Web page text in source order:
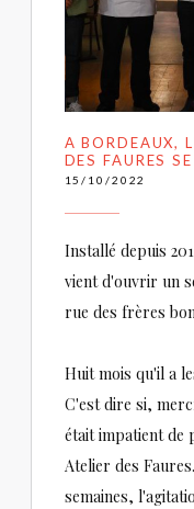
A BORDEAUX,
DES FAURES
15/10/2022
Installé depuis
vient d'ouvrir un
rue des frères
Huit mois qu'il a
C'est dire si,
était impatient de
Atelier des
semaines,